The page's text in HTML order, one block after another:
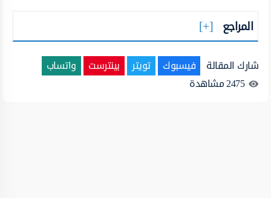
المراجع
شارك المقالة فيسبوك تويتر بينترست
واتساب
2475مشاهدة